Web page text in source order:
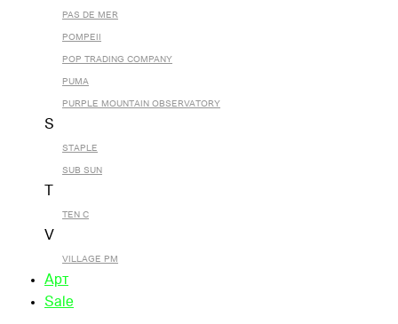
PAS DE MER
POMPEII
POP TRADING COMPANY
PUMA
PURPLE MOUNTAIN OBSERVATORY
S
STAPLE
SUB SUN
TEN C
V
VILLAGE PM
Арт
Sale